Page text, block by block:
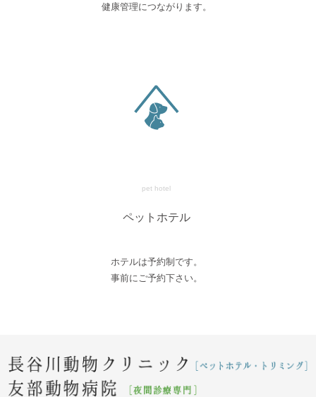
健康管理につながります。
pet hotel
ペットホテル
ホテルは予約制です。
事前にご予約下さい。